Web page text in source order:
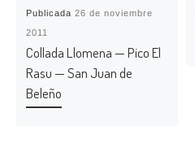
Publicada26 de noviembre
2011
Collada Llomena — Pico El
Rasu — San Juan de
Beleño